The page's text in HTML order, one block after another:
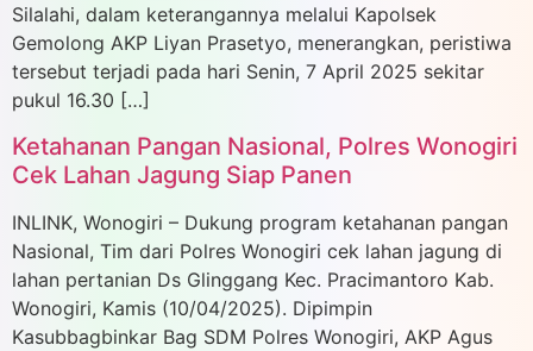
Silalahi, dalam keterangannya melalui Kapolsek
Gemolong AKP Liyan Prasetyo, menerangkan, peristiwa
tersebut terjadi pada hari Senin, 7 April 2025 sekitar
pukul 16.30 […]
Ketahanan Pangan Nasional, Polres Wonogiri
Cek Lahan Jagung Siap Panen
INLINK, Wonogiri – Dukung program ketahanan pangan
Nasional, Tim dari Polres Wonogiri cek lahan jagung di
lahan pertanian Ds Glinggang Kec. Pracimantoro Kab.
Wonogiri, Kamis (10/04/2025). Dipimpin
Kasubbagbinkar Bag SDM Polres Wonogiri, AKP Agus